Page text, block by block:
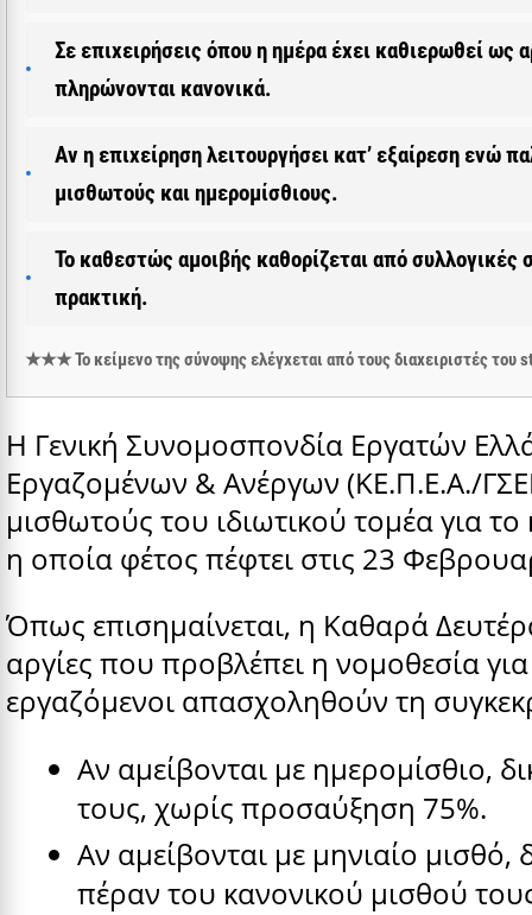
Σε επιχειρήσεις όπου η ημέρα έχει καθιερωθεί ως
πληρώνονται κανονικά.
Αν η επιχείρηση λειτουργήσει κατ’ εξαίρεση ενώ
μισθωτούς και ημερομίσθιους.
Το καθεστώς αμοιβής καθορίζεται από συλλογικές
πρακτική.
★★★ Το κείμενο της σύνοψης ελέγχεται από τους διαχειριστές
Η Γενική Συνομοσπονδία Εργατών
Εργαζομένων & Ανέργων (ΚΕ.Π.Ε.Α./
μισθωτούς του ιδιωτικού τομέα για
η οποία φέτος πέφτει στις 23
Όπως επισημαίνεται, η Καθαρά
αργίες που προβλέπει η νομοθεσία
εργαζόμενοι απασχοληθούν τη
Αν αμείβονται με ημερομίσθιο,
τους, χωρίς προσαύξηση 75%.
Αν αμείβονται με μηνιαίο μισθό,
πέραν του κανονικού μισθού